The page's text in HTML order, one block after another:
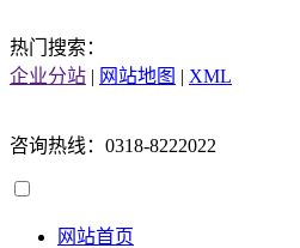
热门搜索：
企业分站 | 网站地图 | XML
咨询热线：0318-8222022
网站首页